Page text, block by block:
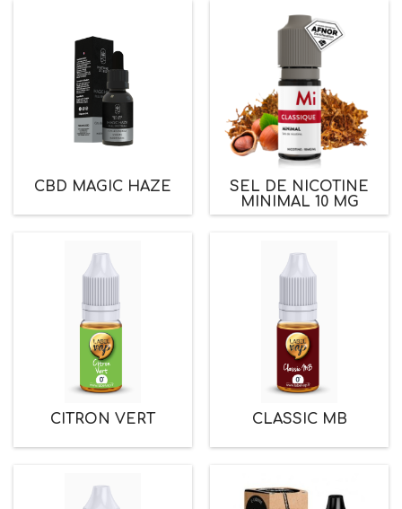
CBD MAGIC HAZE
SEL DE NICOTINE
MINIMAL 10 MG
CITRON VERT CLASSIC MB